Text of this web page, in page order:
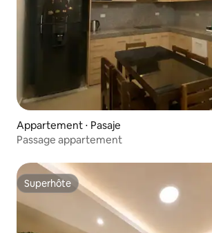
Appartement ⋅ Pasaje
Passage appartement
Superhôte
Superhôte